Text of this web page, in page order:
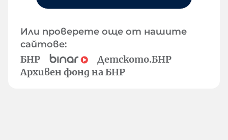
Или проверете още от нашите
сайтове:
БНР
Детското.БНР
Архивен фонд на БНР